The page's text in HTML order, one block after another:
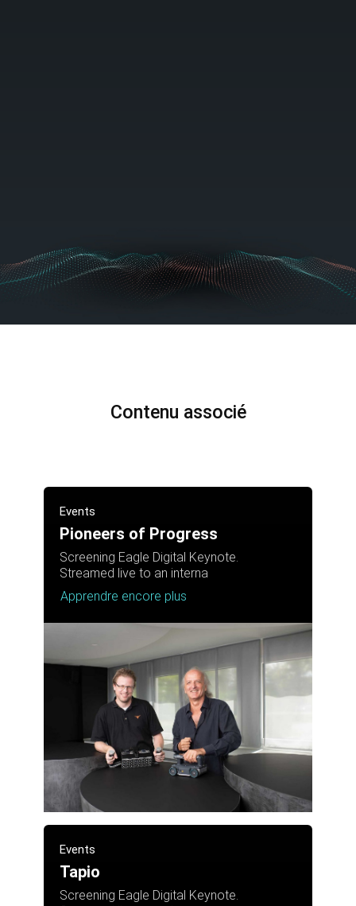
Contenu associé
Events
Pioneers of Progress
Screening Eagle Digital Keynote.
Streamed live to an interna
Apprendre encore plus
Events
Tapio
Screening Eagle Digital Keynote.